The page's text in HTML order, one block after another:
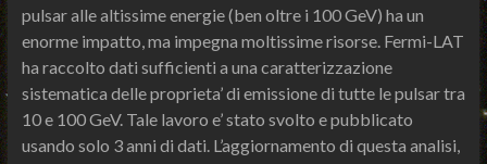
pulsar alle altissime energie (ben oltre i 100 GeV) ha un
enorme impatto, ma impegna moltissime risorse. Fermi-LAT
ha raccolto dati sufficienti a una caratterizzazione
sistematica delle proprieta’ di emissione di tutte le pulsar tra
10 e 100 GeV. Tale lavoro e’ stato svolto e pubblicato
usando solo 3 anni di dati. L’aggiornamento di questa analisi,